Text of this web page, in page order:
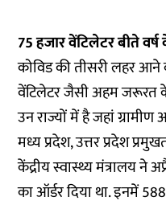
75 हजार वेंटिलेटर बीते
कोविड की तीसरी लहर
वेंटिलेटर जैसी अहम जरूरत
उन राज्यों में है जहां
मध्य प्रदेश, उत्तर प्रदेश
केंद्रीय स्वास्थ्य मंत्रालय ने
का ऑर्डर दिया था. इनमें